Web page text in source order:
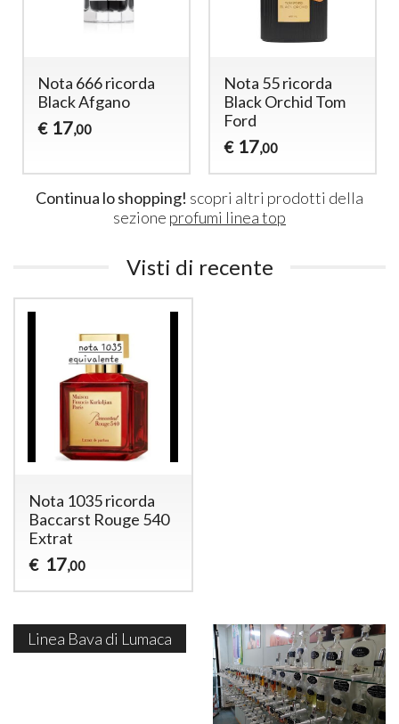
Nota 666 ricorda
Black Afgano
€ 17,00
Nota 55 ricorda
Black Orchid Tom
Ford
€ 17,00
Continua lo shopping! scopri altri prodotti della
sezione profumi linea top
Visti di recente
Nota 1035 ricorda
Baccarst Rouge 540
Extrat
€ 17,00
Linea Bava di Lumaca